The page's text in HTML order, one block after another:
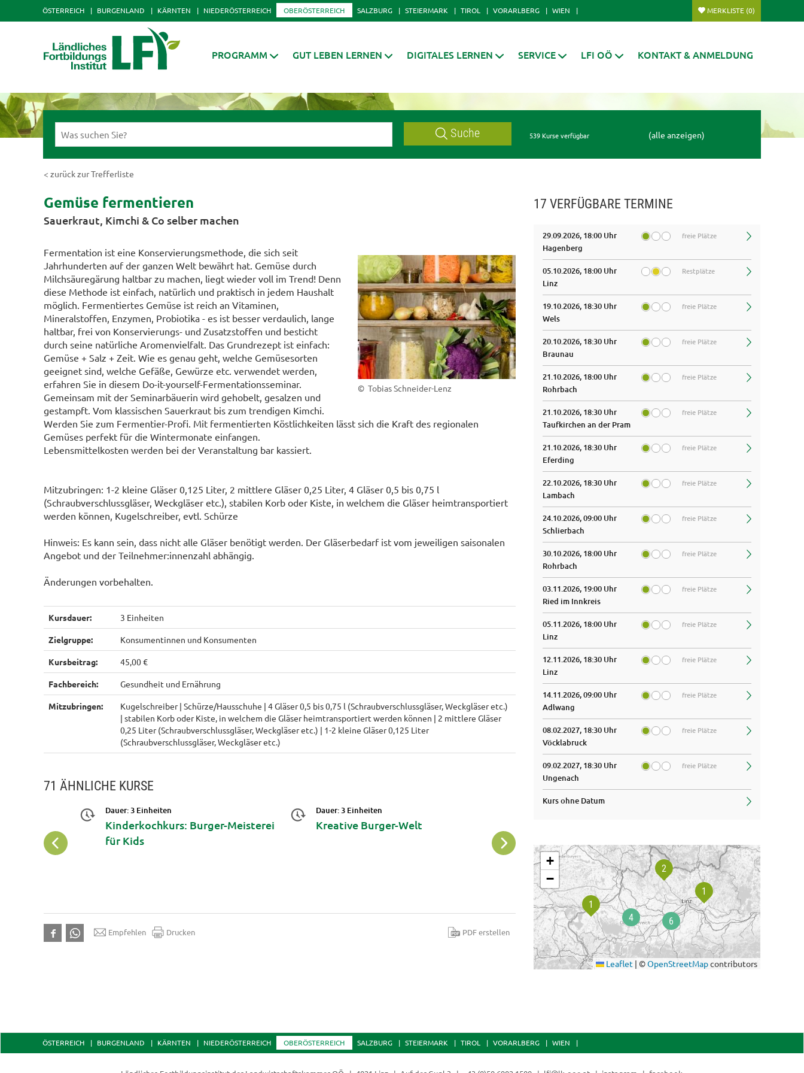
ÖSTERREICH BURGENLAND KÄRNTEN NIEDERÖSTERREICH OBERÖSTERREICH SALZBURG STEIERMARK TIROL VORARLBERG WIEN MERKLISTE (0)
PROGRAMM GUT LEBEN LERNEN DIGITALES LERNEN SERVICE LFI OÖ KONTAKT & ANMELDUNG
Suche 539 Kurse verfügbar (alle anzeigen)
< zurück zur Trefferliste
Gemüse fermentieren
Sauerkraut, Kimchi & Co selber machen
© Tobias Schneider-Lenz
Fermentation ist eine Konservierungsmethode, die sich seit
Jahrhunderten auf der ganzen Welt bewährt hat. Gemüse durch
Milchsäuregärung haltbar zu machen, liegt wieder voll im Trend! Denn
diese Methode ist einfach, natürlich und praktisch in jedem Haushalt
möglich. Fermentiertes Gemüse ist reich an Vitaminen,
Mineralstoffen, Enzymen, Probiotika - es ist besser verdaulich, lange
haltbar, frei von Konservierungs- und Zusatzstoffen und besticht
durch seine natürliche Aromenvielfalt. Das Grundrezept ist einfach:
Gemüse + Salz + Zeit. Wie es genau geht, welche Gemüsesorten
geeignet sind, welche Gefäße, Gewürze etc. verwendet werden,
erfahren Sie in diesem Do-it-yourself-Fermentationsseminar.
Gemeinsam mit der Seminarbäuerin wird gehobelt, gesalzen und
gestampft. Vom klassischen Sauerkraut bis zum trendigen Kimchi.
Werden Sie zum Fermentier-Profi. Mit fermentierten Köstlichkeiten lässt sich die Kraft des regionalen
Gemüses perfekt für die Wintermonate einfangen.
Lebensmittelkosten werden bei der Veranstaltung bar kassiert.
Mitzubringen: 1-2 kleine Gläser 0,125 Liter, 2 mittlere Gläser 0,25 Liter, 4 Gläser 0,5 bis 0,75 l
(Schraubverschlussgläser, Weckgläser etc.), stabilen Korb oder Kiste, in welchem die Gläser heimtransportiert
werden können, Kugelschreiber, evtl. Schürze
Hinweis: Es kann sein, dass nicht alle Gläser benötigt werden. Der Gläserbedarf ist vom jeweiligen saisonalen
Angebot und der Teilnehmer:innenzahl abhängig.
Änderungen vorbehalten.
Kursdauer: 3 Einheiten
Zielgruppe: Konsumentinnen und Konsumenten
Kursbeitrag: 45,00 €
Fachbereich: Gesundheit und Ernährung
Mitzubringen:
Kugelschreiber | Schürze/Hausschuhe | 4 Gläser 0,5 bis 0,75 l (Schraubverschlussgläser, Weckgläser etc.)
| stabilen Korb oder Kiste, in welchem die Gläser heimtransportiert werden können | 2 mittlere Gläser
0,25 Liter (Schraubverschlussgläser, Weckgläser etc.) | 1-2 kleine Gläser 0,125 Liter
(Schraubverschlussgläser, Weckgläser etc.)
71 ÄHNLICHE KURSE
Dauer: 3 Einheiten
Kinderkochkurs: Burger-Meisterei
für Kids
Dauer: 3 Einheiten
Kreative Burger-Welt
Empfehlen Drucken PDF erstellen
17 VERFÜGBARE TERMINE
29.09.2026, 18:00 Uhr freie Plätze
Hagenberg
05.10.2026, 18:00 Uhr Restplätze
Linz
19.10.2026, 18:30 Uhr freie Plätze
Wels
20.10.2026, 18:30 Uhr freie Plätze
Braunau
21.10.2026, 18:00 Uhr freie Plätze
Rohrbach
21.10.2026, 18:30 Uhr freie Plätze
Taufkirchen an der Pram
21.10.2026, 18:30 Uhr freie Plätze
Eferding
22.10.2026, 18:30 Uhr freie Plätze
Lambach
24.10.2026, 09:00 Uhr freie Plätze
Schlierbach
30.10.2026, 18:00 Uhr freie Plätze
Rohrbach
03.11.2026, 19:00 Uhr freie Plätze
Ried im Innkreis
05.11.2026, 18:00 Uhr freie Plätze
Linz
12.11.2026, 18:30 Uhr freie Plätze
Linz
14.11.2026, 09:00 Uhr freie Plätze
Adlwang
08.02.2027, 18:30 Uhr freie Plätze
Vöcklabruck
09.02.2027, 18:30 Uhr freie Plätze
Ungenach
Kurs ohne Datum
.
+
−
Leaflet | ©OpenStreetMapcontributors
ÖSTERREICH BURGENLAND KÄRNTEN NIEDERÖSTERREICH OBERÖSTERREICH SALZBURG STEIERMARK TIROL VORARLBERG WIEN